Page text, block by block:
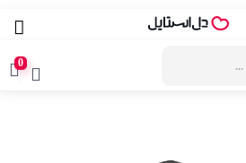
0